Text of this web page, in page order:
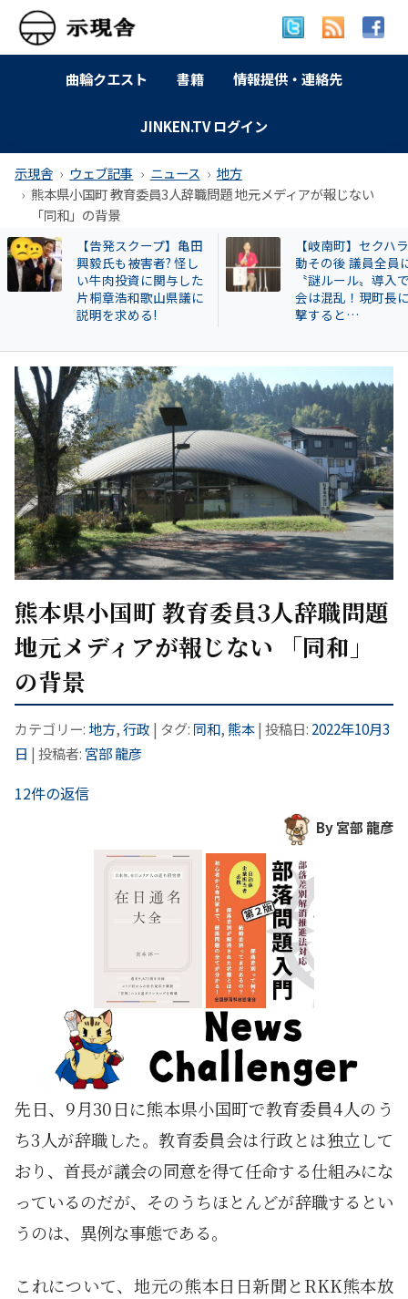
曲輪クエスト 書籍 情報提供・連絡先
JINKEN.TV ログイン
示現舎 ウェブ記事 ニュース
地方
熊本県小国町 教育委員3人辞職問題 地元メディアが報じない
「同和」の背景
【告発スクープ】亀田
興毅氏も被害者? 怪し
い牛肉投資に関与した
片桐章浩和歌山県議に
説明を求める!
【岐南町】セクハ
動その後 議員全員
〝謎ルール〟導入
会は混乱！現町長
撃すると…
熊本県小国町 教育委員3人辞職問題
地元メディアが報じない 「同和」
の背景
カテゴリー: 地方,行政 | タグ: 同和,熊本| 投稿日: 2022年10月3
日 | 投稿者: 宮部 龍彦
12件の返信
By 宮部 龍彦
先日、9月30日に熊本県小国町で教育委員4人のう
ち3人が辞職した。教育委員会は行政とは独立して
おり、首長が議会の同意を得て任命する仕組みにな
っているのだが、そのうちほとんどが辞職するとい
うのは、異例な事態である。
これについて、地元の熊本日日新聞とRKK熊本放